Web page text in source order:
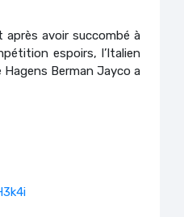
après avoir succombé à
espoirs, l’Italien
Hagens Berman Jayco a